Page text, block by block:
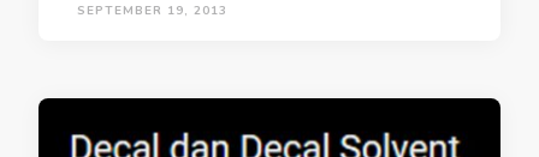
SEPTEMBER 19, 2013